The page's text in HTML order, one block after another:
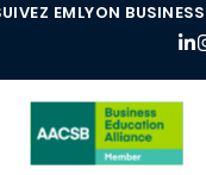
EMLYON